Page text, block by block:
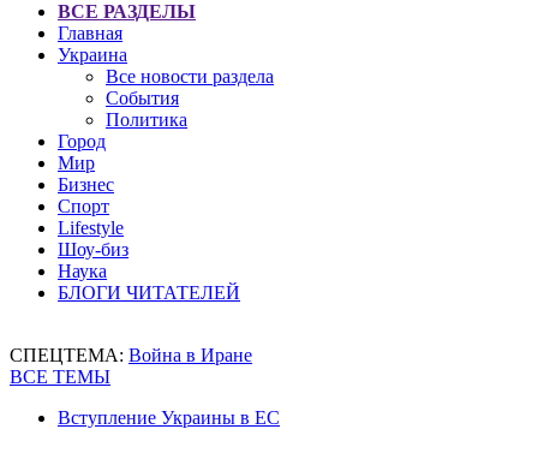
ВСЕ РАЗДЕЛЫ
Главная
Украина
Все новости раздела
События
Политика
Город
Мир
Бизнес
Спорт
Lifestyle
Шоу-биз
Наука
БЛОГИ ЧИТАТЕЛЕЙ
СПЕЦТЕМА: Война в Иране
ВСЕ ТЕМЫ
Вступление Украины в ЕС